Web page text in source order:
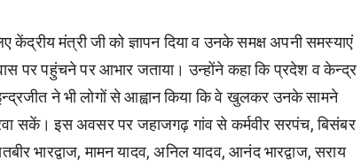
केंद्रीय मंत्री जी को ज्ञापन दिया व उनके समक्ष अपनी समस्याएं
पर पहुंचने पर आभार जताया। उन्होंने कहा कि प्रदेश व केन्द्र
ने भी लोगों से आह्वान किया कि वे खुलकर उनके सामने
सकें। इस अवसर पर जहाजगढ़ गांव से कर्मवीर सरपंच, बिसंबर
भारद्वाज, मामन यादव, अनिल यादव, आनंद भारद्वाज, सराय